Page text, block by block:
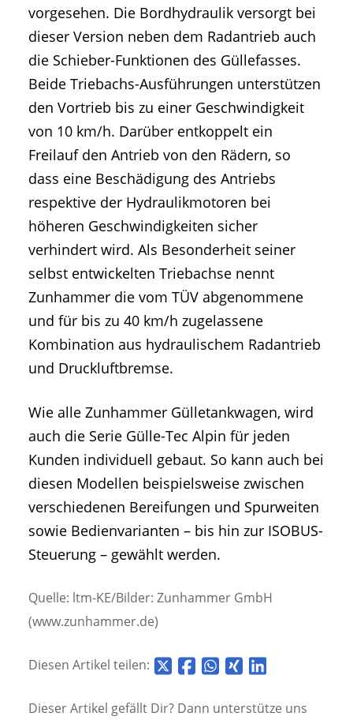
vorgesehen. Die Bordhydraulik versorgt bei
dieser Version neben dem Radantrieb auch
die Schieber-Funktionen des Güllefasses.
Beide Triebachs-Ausführungen unterstützen
den Vortrieb bis zu einer Geschwindigkeit
von 10 km/h. Darüber entkoppelt ein
Freilauf den Antrieb von den Rädern, so
dass eine Beschädigung des Antriebs
respektive der Hydraulikmotoren bei
höheren Geschwindigkeiten sicher
verhindert wird. Als Besonderheit seiner
selbst entwickelten Triebachse nennt
Zunhammer die vom TÜV abgenommene
und für bis zu 40 km/h zugelassene
Kombination aus hydraulischem Radantrieb
und Druckluftbremse.
Wie alle Zunhammer Gülletankwagen, wird
auch die Serie Gülle-Tec Alpin für jeden
Kunden individuell gebaut. So kann auch bei
diesen Modellen beispielsweise zwischen
verschiedenen Bereifungen und Spurweiten
sowie Bedienvarianten – bis hin zur ISOBUS-
Steuerung – gewählt werden.
Quelle: ltm-KE/Bilder: Zunhammer GmbH
(www.zunhammer.de)
Diesen Artikel teilen:
Dieser Artikel gefällt Dir? Dann unterstütze uns